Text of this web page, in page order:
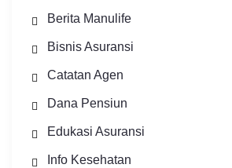
Berita Manulife
Bisnis Asuransi
Catatan Agen
Dana Pensiun
Edukasi Asuransi
Info Kesehatan